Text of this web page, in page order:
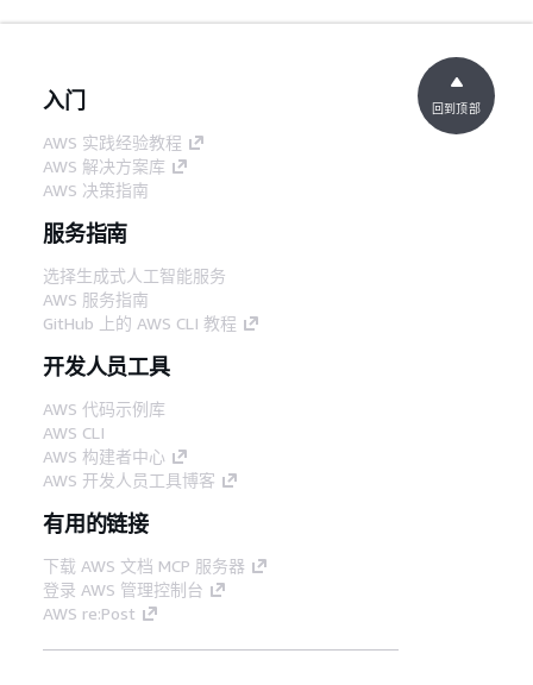
入门
AWS 实践经验教程
AWS 解决方案库
AWS 决策指南
服务指南
选择生成式人工智能服务
AWS 服务指南
GitHub 上的 AWS CLI 教程
开发人员工具
AWS 代码示例库
AWS CLI
AWS 构建者中心
AWS 开发人员工具博客
有用的链接
下载 AWS 文档 MCP 服务器
登录 AWS 管理控制台
AWS re:Post
回到顶部